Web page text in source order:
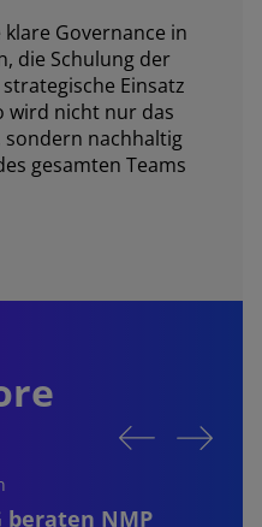
Governance in
die Schulung der
Einsatz
wird nicht nur das
sondern nachhaltig
gesamten Teams
beraten NMP